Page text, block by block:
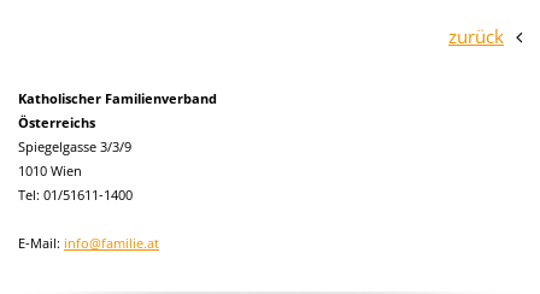
zurück
Katholischer Familienverband
Österreichs
Spiegelgasse 3/3/9
1010 Wien
Tel: 01/51611-1400
E-Mail: info@familie.at